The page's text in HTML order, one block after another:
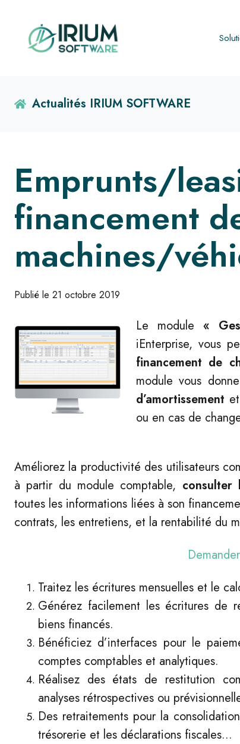
Actualités IRIUM SOFTWARE
Emprunts/
financement
machines/
Publié le 21 octobre 2019
Le module «
iEnterprise, vous
financement de
module vous
d’amortissement
ou en cas de
Améliorez la productivité des utilisateurs
à partir du module comptable, consulter
toutes les informations liées à son
contrats, les entretiens, et la rentabilité du
Traitez les écritures mensuelles et le
Générez facilement les écritures de
biens financés.
Bénéficiez d’interfaces pour le
comptes comptables et analytiques.
Réalisez des états de restitution
analyses rétrospectives ou
Des retraitements pour la
trésorerie et les déclarations fiscales...